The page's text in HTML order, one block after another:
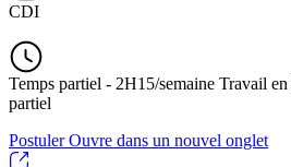
CDI
Temps partiel - 2H15/semaine Travail
partiel
PostulerOuvre dans un nouvel onglet